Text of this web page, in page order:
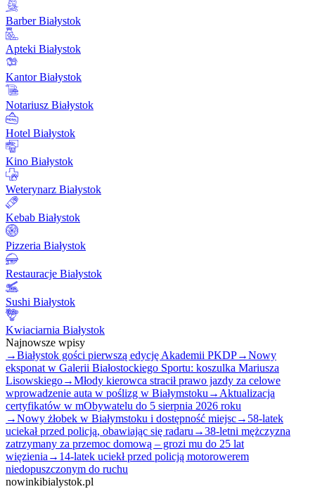
Barber Białystok
Apteki Białystok
Kantor Białystok
Notariusz Białystok
Hotel Białystok
Kino Białystok
Weterynarz Białystok
Kebab Białystok
Pizzeria Białystok
Restauracje Białystok
Sushi Białystok
Kwiaciarnia Białystok
Najnowsze wpisy
→Białystok gości pierwszą edycję Akademii PKDP→Nowy
eksponat w Galerii Białostockiego Sportu: koszulka Mariusza
Lisowskiego→Młody kierowca stracił prawo jazdy za celowe
wprowadzenie auta w poślizg w Białymstoku → Aktualizacja
certyfikatów w mObywatelu do 5 sierpnia 2026 roku
→Nowy żłobek w Białymstoku i dostępność miejsc→ 58-latek
uciekał przed policją, obawiając się radaru →38-letni mężczyzna
zatrzymany za przemoc domową – grozi mu do 25 lat
więzienia → 14-latek uciekł przed policją motorowerem
niedopuszczonym do ruchu
nowinkibialystok.pl